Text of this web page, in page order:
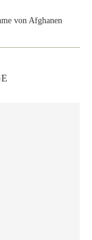
von Afghanen